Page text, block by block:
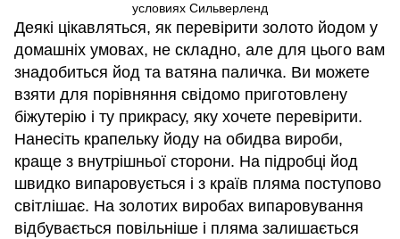
Деякі цікавляться, як перевірити золото йодом у
домашніх умовах, не складно, але для цього вам
знадобиться йод та ватяна паличка. Ви можете
взяти для порівняння свідомо приготовлену
біжутерію і ту прикрасу, яку хочете перевірити.
Нанесіть крапельку йоду на обидва вироби,
краще з внутрішньої сторони. На підробці йод
швидко випаровується і з країв пляма поступово
світлішає. На золотих виробах випаровування
відбувається повільніше і пляма залишається